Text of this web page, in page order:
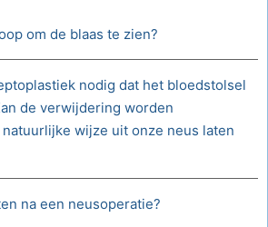
om de blaas te zien?
nodig dat het bloedstolsel
de verwijdering worden
wijze uit onze neus laten
na een neusoperatie?